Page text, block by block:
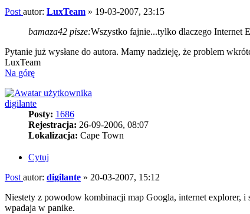
Post autor: LuxTeam » 19-03-2007, 23:15
bamaza42 pisze:Wszystko fajnie...tylko dlaczego Internet
Pytanie już wysłane do autora. Mamy nadzieję, że problem
LuxTeam
Na górę
digilante
Posty: 1686
Rejestracja: 26-09-2006, 08:07
Lokalizacja: Cape Town
Cytuj
Post autor: digilante » 20-03-2007, 15:12
Niestety z powodow kombinacji map Googla, internet explorer,
wpadaja w panike.